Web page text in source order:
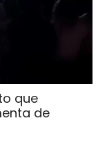
que
de